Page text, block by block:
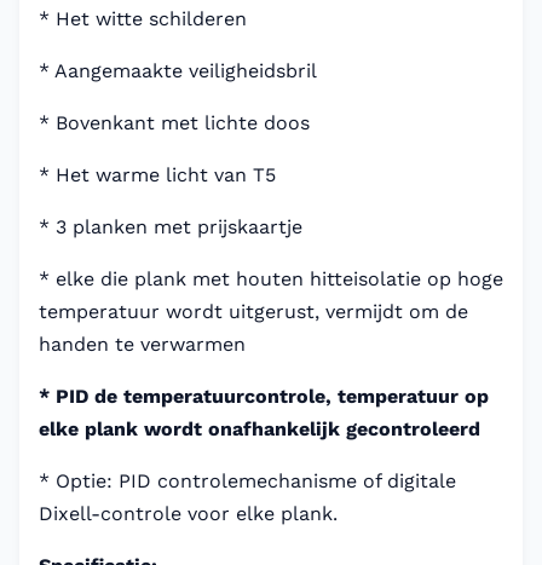
* Het witte schilderen
* Aangemaakte veiligheidsbril
* Bovenkant met lichte doos
* Het warme licht van T5
* 3 planken met prijskaartje
* elke die plank met houten hitteisolatie op hoge
temperatuur wordt uitgerust, vermijdt om de
handen te verwarmen
* PID de temperatuurcontrole, temperatuur op
elke plank wordt onafhankelijk gecontroleerd
* Optie: PID controlemechanisme of digitale
Dixell-controle voor elke plank.